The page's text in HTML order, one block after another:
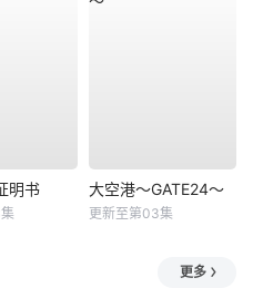
明书 大空港～GATE24～
更新至第03集
更多